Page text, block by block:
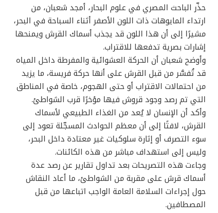
حذّر الباحث المصري في علوم البحار، أمجد شعبان، من
ارتداء المايوهات ذات اللون الأصفر أثناء السباحة في البحر،
مشيرًا إلى أن هذا اللون قد يجذب أسماك القرش ويمنحها
إشارات بصرية تدفعها للاقتراب.
وأوضح شعبان أن الحركة العشوائية والمفرطة داخل المياه
قد تُفسَّر من قبل القرش على أنها حركة فريسة، ما يزيد
من احتمالات الاقتراب أو حتى الهجوم، خاصة في المناطق
التي تم رصد وجود قروش فيها مؤخرًا قرب الشواطئ.
وأكد أن الإنسان لا يُعد من الغذاء الطبيعي لأسماك
القرش، لافتًا إلى أن معظم الحوادث المسجّلة تعود إلى
سوء التصرف أو إثارة سلوكيات غير معتادة داخل البحر،
وليس إلى استهداف مباشر من هذه الكائنات.
وجاءت هذه التصريحات بعد تداول تقارير عن رصد عدة
أسماك قرش على مقربة من الشواطئ، ما أعاد النقاش
حول إجراءات السلامة العامة الواجب اتباعها من قبل
المصطافين.